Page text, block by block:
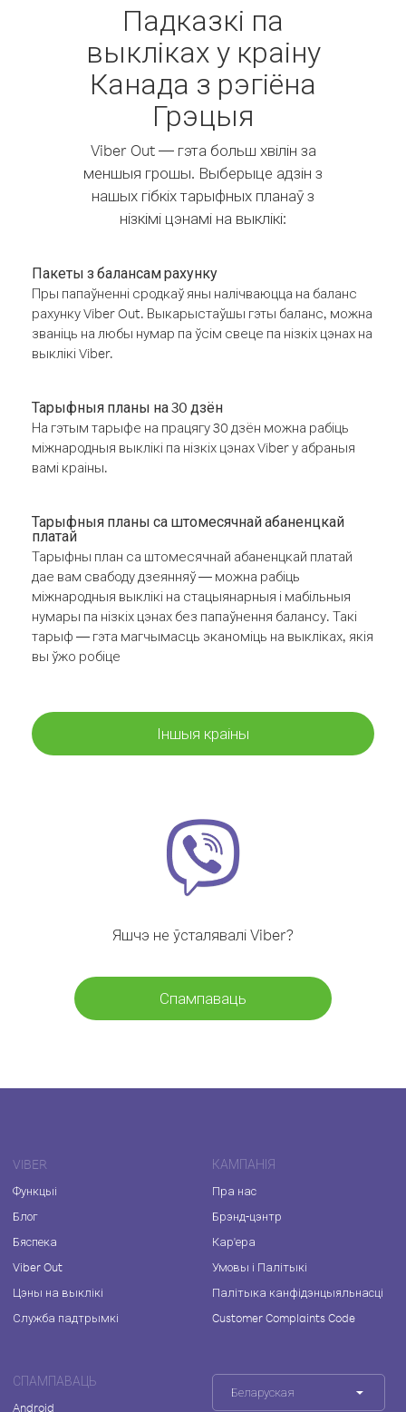
Падказкі па
выкліках у краіну
Канада з рэгіёна
Грэцыя
Viber Out — гэта больш хвілін за
меншыя грошы. Выберыце адзін з
нашых гібкіх тарыфных планаў з
нізкімі цэнамі на выклікі:
Пакеты з балансам рахунку
Пры папаўненні сродкаў яны налічваюцца на баланс
рахунку Viber Out. Выкарыстаўшы гэты баланс, можна
званіць на любы нумар па ўсім свеце па нізкіх цэнах на
выклікі Viber.
Тарыфныя планы на 30 дзён
На гэтым тарыфе на працягу 30 дзён можна рабіць
міжнародныя выклікі па нізкіх цэнах Viber у абраныя
вамі краіны.
Тарыфныя планы са штомесячнай абаненцкай
платай
Тарыфны план са штомесячнай абаненцкай платай
дае вам свабоду дзеянняў — можна рабіць
міжнародныя выклікі на стацыянарныя і мабільныя
нумары па нізкіх цэнах без папаўнення балансу. Такі
тарыф — гэта магчымасць эканоміць на выкліках, якія
вы ўжо робіце
Іншыя краіны
Яшчэ не ўсталявалі Viber?
Спампаваць
VIBER
Функцыі
Блог
Бяспека
Viber Out
Цэны на выклікі
Служба падтрымкі
КАМПАНІЯ
Пра нас
Брэнд-цэнтр
Кар'ера
Умовы і Палітыкі
Палітыка канфідэнцыяльнасці
Customer Complaints Code
СПАМПАВАЦЬ
Android
Беларуская